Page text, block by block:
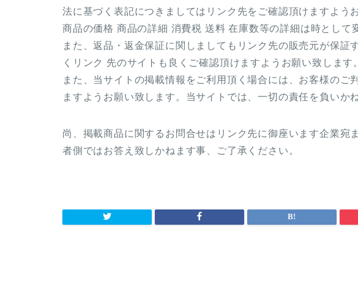
法に基づく表記につきましてはリンク先をご確認頂けますよう
商品の価格 商品の詳細 消費税 送料 在庫数等の詳細は時として
また、返品・返金保証に関しましてもリンク先の販売元が保証
くリンク 先のサイトも良くご確認頂けますようお願い致します。
また、当サイトの掲載情報をご利用頂く場合には、お客様のご
ますようお願い致します。当サイトでは、一切の責任を負いか
尚、掲載商品に関するお問合せはリンク先に御座います企業宛
者側ではお答え致しかねます事、ご了承ください。